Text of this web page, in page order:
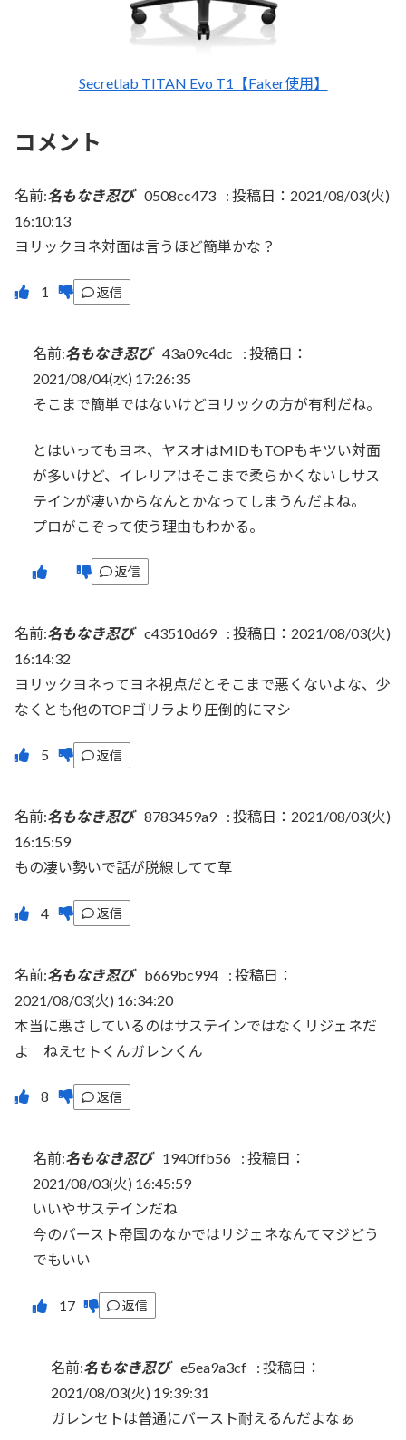
Secretlab TITAN Evo T1【Faker使用】
コメント
名前:名もなき忍び 0508cc473 : 投稿日：2021/08/03(火)
16:10:13
ヨリックヨネ対面は言うほど簡単かな？
返信
名前:名もなき忍び 43a09c4dc : 投稿日：
2021/08/04(水) 17:26:35
そこまで簡単ではないけどヨリックの方が有利だね。
とはいってもヨネ、ヤスオはMIDもTOPもキツい対面
が多いけど、イレリアはそこまで柔らかくないしサス
テインが凄いからなんとかなってしまうんだよね。
プロがこぞって使う理由もわかる。
返信
名前:名もなき忍び c43510d69 : 投稿日：2021/08/03(火)
16:14:32
ヨリックヨネってヨネ視点だとそこまで悪くないよな、少
なくとも他のTOPゴリラより圧倒的にマシ
返信
名前:名もなき忍び 8783459a9 : 投稿日：2021/08/03(火)
16:15:59
もの凄い勢いで話が脱線してて草
返信
名前:名もなき忍び b669bc994 : 投稿日：
2021/08/03(火) 16:34:20
本当に悪さしているのはサステインではなくリジェネだ
よ ねえセトくんガレンくん
返信
名前:名もなき忍び 1940ffb56 : 投稿日：
2021/08/03(火) 16:45:59
いいやサステインだね
今のバースト帝国のなかではリジェネなんてマジどう
でもいい
返信
名前:名もなき忍び e5ea9a3cf : 投稿日：
2021/08/03(火) 19:39:31
ガレンセトは普通にバースト耐えるんだよなぁ